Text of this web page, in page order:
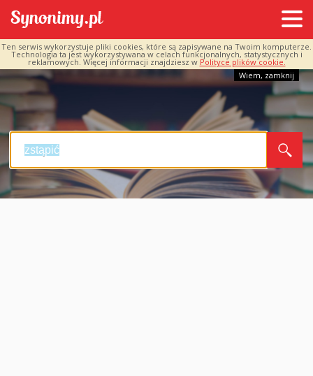
Ten serwis wykorzystuje pliki cookies, które są zapisywane na Twoim komputerze.
Technologia ta jest wykorzystywana w celach funkcjonalnych, statystycznych i
reklamowych. Więcej informacji znajdziesz w Polityce plików cookie.
Wiem, zamknij